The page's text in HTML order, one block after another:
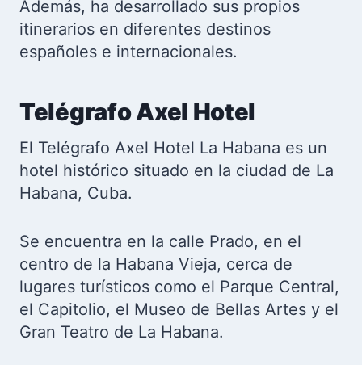
Además, ha desarrollado sus propios
itinerarios en diferentes destinos
españoles e internacionales.
Telégrafo Axel Hotel
El Telégrafo Axel Hotel La Habana es un
hotel histórico situado en la ciudad de La
Habana, Cuba.
Se encuentra en la calle Prado, en el
centro de la Habana Vieja, cerca de
lugares turísticos como el Parque Central,
el Capitolio, el Museo de Bellas Artes y el
Gran Teatro de La Habana.